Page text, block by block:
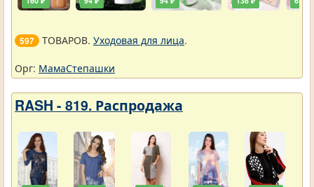
597 ТОВАРОВ. Уходовая для лица.
Орг: МамаСтепашки
RASH - 819. Распродажа